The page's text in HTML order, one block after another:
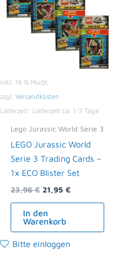
inkl. 19 % MwSt.
zzgl. Versandkosten
Lieferzeit: Lieferzeit ca. 1-3 Tage
Lego Jurassic World Serie 3
LEGO Jurassic World
Serie 3 Trading Cards –
1x ECO Blister Set
23,96€ 21,95 €
In den
Warenkorb
Bitte einloggen